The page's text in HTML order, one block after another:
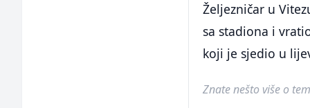
Željezničar u
sa stadiona i
koji je sjedio u
Znate nešto više o